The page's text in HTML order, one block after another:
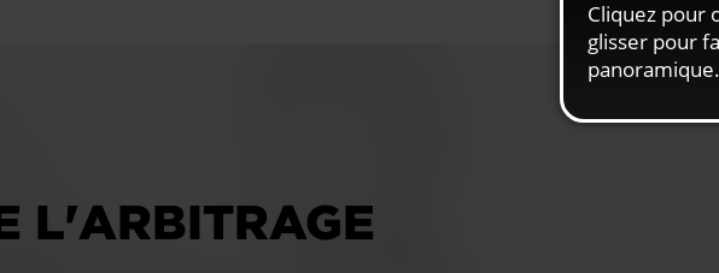
L'ARBITRAGE